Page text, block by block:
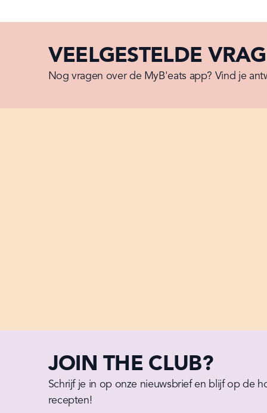
VEELGESTELDE
Nog vragen over de MyB'eats app? Vind je
JOIN THE CLUB?
Schrijf je in op onze nieuwsbrief en blijf op de
recepten!